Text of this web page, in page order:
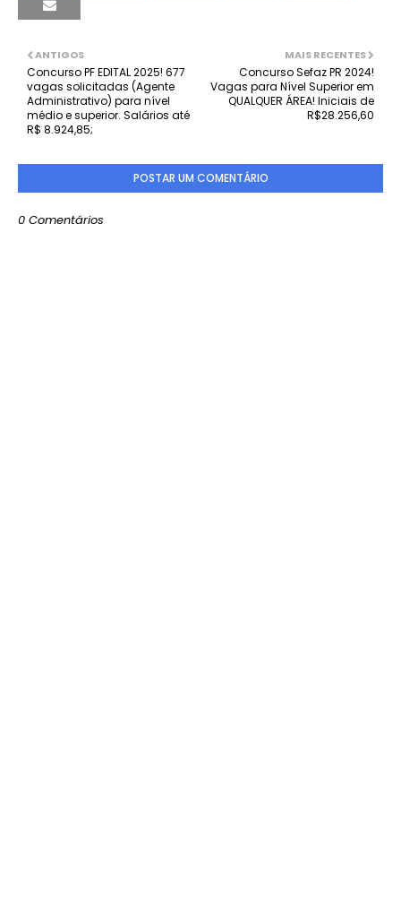
MAIS RECENTES
Concurso Sefaz PR 2024!
Vagas para Nível Superior em
QUALQUER ÁREA! Iniciais de
R$28.256,60
ANTIGOS
Concurso PF EDITAL 2025! 677
vagas solicitadas (Agente
Administrativo) para nível
médio e superior. Salários até
R$ 8.924,85;
POSTAR UM COMENTÁRIO
0 Comentários